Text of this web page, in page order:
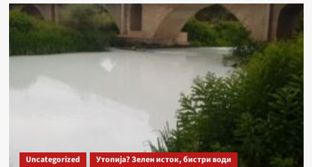
Uncategorized Утопија? Зелен исток, бистри води